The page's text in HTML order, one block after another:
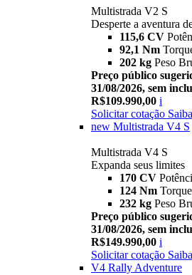
Multistrada V2 S
Desperte a aventura
115,6 CV
92,1 Nm
202 kg Peso
Preço público
31/08/2026, sem
R$109.990,00 i
Solicitar cotação
new Multistrada V4 S
Multistrada V4 S
Expanda seus limites
170 CV
124 Nm Torque
232 kg Peso
Preço público
31/08/2026, sem
R$149.990,00 i
Solicitar cotação
V4 Rally Adventure